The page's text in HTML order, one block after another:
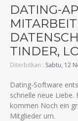
DATING-
TINDER,
Diterbitkan : Sabtu, 12
Dating-Software
schnelle neue Liebe.
kommen Noch ein
Mitglieder um.